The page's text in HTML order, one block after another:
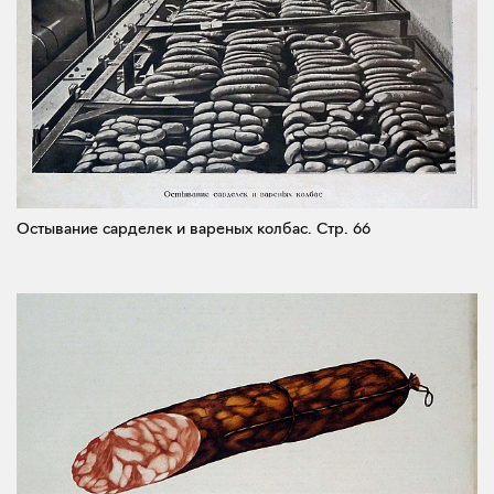
Остывание сарделек и вареных колбас. Стр. 66